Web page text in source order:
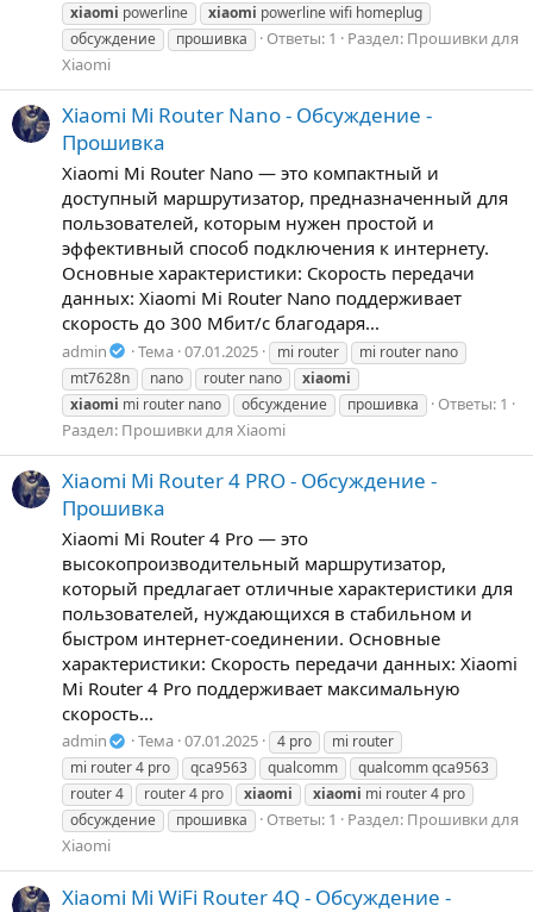
xiaomi powerline xiaomi powerline wifi homeplug
обсуждение
прошивка Ответы: 1 Раздел: Прошивки для
Xiaomi
Xiaomi Mi Router Nano - Обсуждение -
Прошивка
Xiaomi Mi Router Nano — это компактный и
доступный маршрутизатор, предназначенный для
пользователей, которым нужен простой и
эффективный способ подключения к интернету.
Основные характеристики: Скорость передачи
данных: Xiaomi Mi Router Nano поддерживает
скорость до 300 Мбит/с благодаря...
admin Тема 07.01.2025 mi router
mi router nano
mt7628n
nano router nano
xiaomi
xiaomi mi router nano обсуждение прошивка
Ответы: 1
Раздел: Прошивки для Xiaomi
Xiaomi Mi Router 4 PRO - Обсуждение -
Прошивка
Xiaomi Mi Router 4 Pro — это
высокопроизводительный маршрутизатор,
который предлагает отличные характеристики для
пользователей, нуждающихся в стабильном и
быстром интернет-соединении. Основные
характеристики: Скорость передачи данных: Xiaomi
Mi Router 4 Pro поддерживает максимальную
скорость...
admin Тема 07.01.2025 4 pro
mi router
mi router 4 pro
qca9563 qualcomm
qualcomm qca9563
router 4
router 4 pro xiaomi xiaomi mi router 4 pro
обсуждение
прошивка Ответы: 1 Раздел: Прошивки для
Xiaomi
Xiaomi Mi WiFi Router 4Q - Обсуждение -